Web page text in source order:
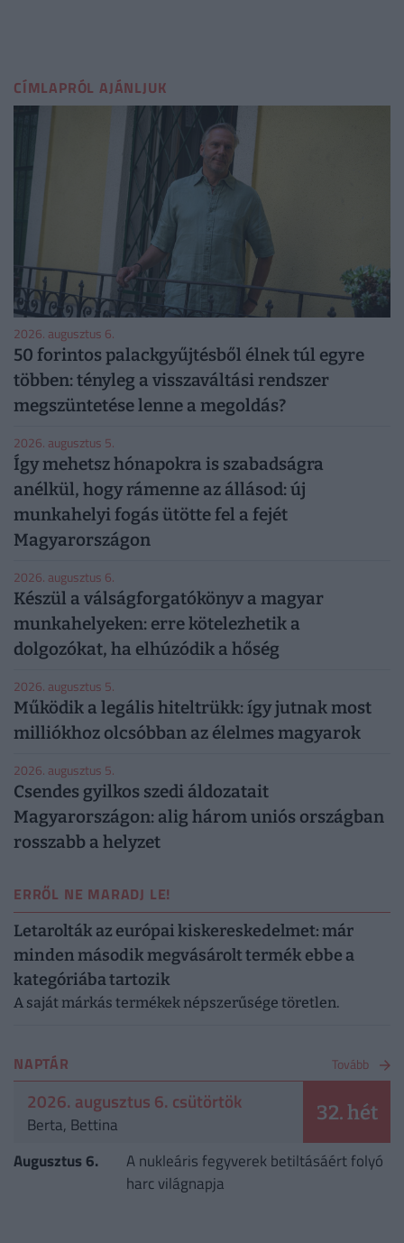
CÍMLAPRÓL AJÁNLJUK
2026. augusztus 6.
50 forintos palackgyűjtésből élnek túl egyre
többen: tényleg a visszaváltási rendszer
megszüntetése lenne a megoldás?
2026. augusztus 5.
Így mehetsz hónapokra is szabadságra
anélkül, hogy rámenne az állásod: új
munkahelyi fogás ütötte fel a fejét
Magyarországon
2026. augusztus 6.
Készül a válságforgatókönyv a magyar
munkahelyeken: erre kötelezhetik a
dolgozókat, ha elhúzódik a hőség
2026. augusztus 5.
Működik a legális hiteltrükk: így jutnak most
milliókhoz olcsóbban az élelmes magyarok
2026. augusztus 5.
Csendes gyilkos szedi áldozatait
Magyarországon: alig három uniós országban
rosszabb a helyzet
ERRŐL NE MARADJ LE!
Letarolták az európai kiskereskedelmet: már
minden második megvásárolt termék ebbe a
kategóriába tartozik
A saját márkás termékek népszerűsége töretlen.
NAPTÁR Tovább
2026. augusztus 6. csütörtök
Berta, Bettina 32. hét
Augusztus 6.
A nukleáris fegyverek betiltásáért folyó
harc világnapja